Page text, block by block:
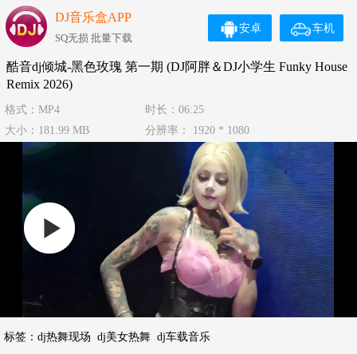
DJ音乐盒APP
SQ无损 批量下载
车机
安卓
酷音dj倾城-黑色玫瑰 第一期 (DJ阿胖＆DJ小学生 Funky House
Remix 2026)
格式：MP4
时长：06:25
大小：181.99 MB
分辨率： 1920 * 1080
标签： dj热舞现场 dj美女热舞 dj车载音乐